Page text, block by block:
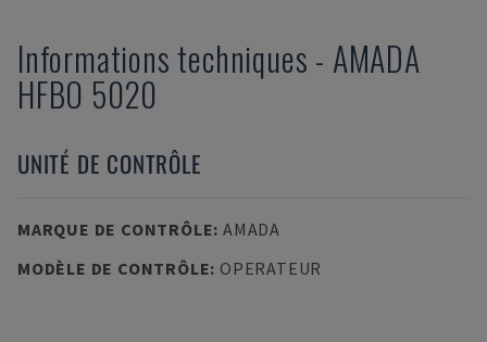
Informations techniques - AMADA
HFBO 5020
UNITÉ DE CONTRÔLE
MARQUE DE CONTRÔLE: AMADA
MODÈLE DE CONTRÔLE: OPERATEUR